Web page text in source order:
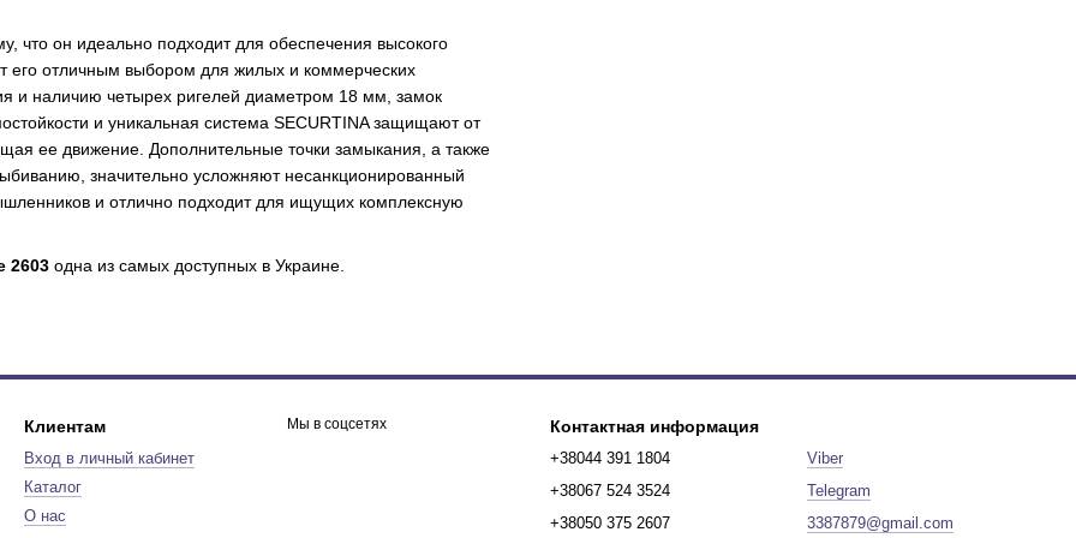
что он идеально подходит для обеспечения высокого
его отличным выбором для жилых и коммерческих
и наличию четырех ригелей диаметром 18 мм, замок
и уникальная система SECURTINA защищают от
ее движение. Дополнительные точки замыкания, а также
значительно усложняют несанкционированный
и отлично подходит для ищущих комплексную
2603 одна из самых доступных в Украине.
Клиентам
Вход в личный кабинет
Каталог
О нас
Мы в соцсетях Контактная информация
+38044 391 1804
+38067 524 3524
+38050 375 2607
Viber
Telegram
3387879@gmail.com